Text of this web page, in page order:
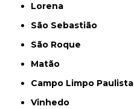
Lorena
São Sebastião
São Roque
Matão
Campo Limpo Paulista
Vinhedo